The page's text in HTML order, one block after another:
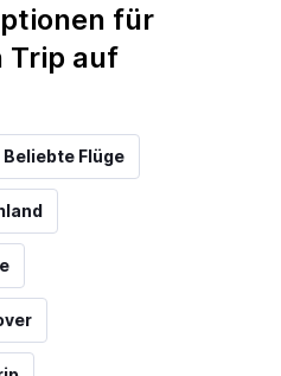
für
Trip auf
Beliebte Flüge